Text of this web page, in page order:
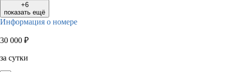
+6
показать ещё
Информация о номере
30 000 ₽
за сутки